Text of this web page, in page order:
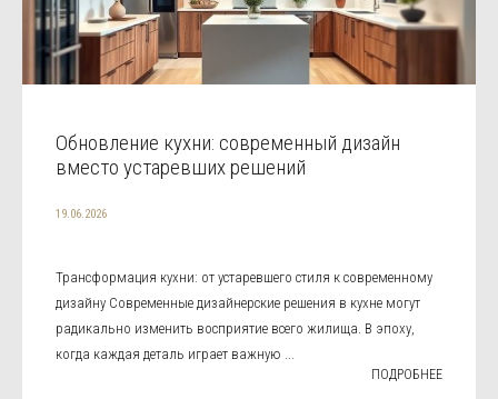
Обновление кухни: современный дизайн
вместо устаревших решений
19.06.2026
Трансформация кухни: от устаревшего стиля к современному
дизайну Современные дизайнерские решения в кухне могут
радикально изменить восприятие всего жилища. В эпоху,
когда каждая деталь играет важную ...
ПОДРОБНЕЕ